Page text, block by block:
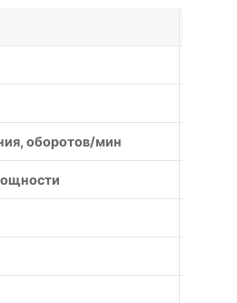
оборотов/мин